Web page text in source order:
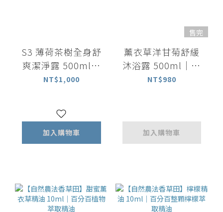
S3 薄荷茶樹全身舒
爽潔淨露 500ml｜
洗髮沐浴 All in one
NT$1,000
加入購物車
售完
薰衣草洋甘菊舒緩
沐浴露 500ml｜放
鬆舒緩
NT$980
加入購物車